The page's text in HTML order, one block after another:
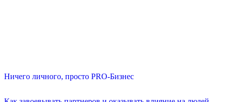
Ничего личного, просто PRO-Бизнес